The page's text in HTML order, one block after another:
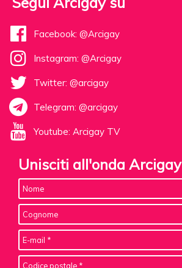
Facebook: @Arcigay
Instagram: @Arcigay
Twitter: @arcigay
Telegram: @arcigay
Youtube: Arcigay TV
Unisciti all'onda Arcigay